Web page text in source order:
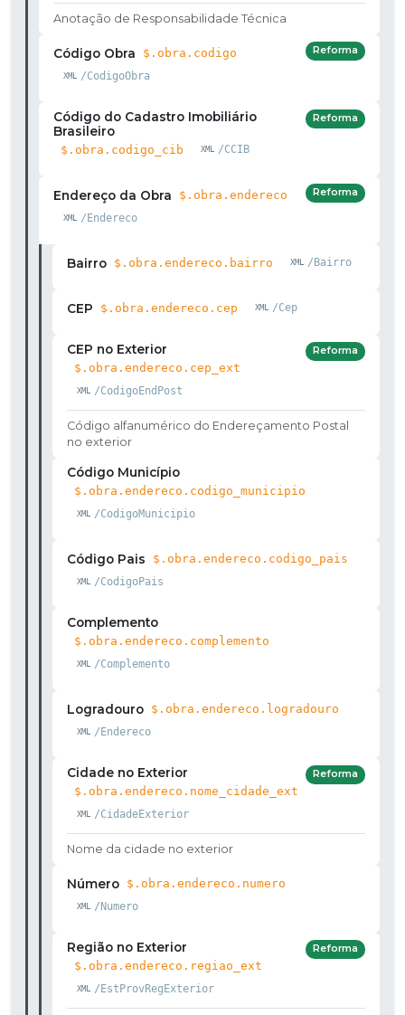
Anotação de Responsabilidade Técnica
Código Obra $.obra.codigo
/CodigoObra
Reforma
Código do Cadastro Imobiliário
Brasileiro
$.obra.codigo_cib /CCIB
Reforma
Endereço da Obra $.obra.endereco
/Endereco
Reforma
Bairro $.obra.endereco.bairro /Bairro
CEP $.obra.endereco.cep /Cep
CEP no Exterior
$.obra.endereco.cep_ext
/CodigoEndPost
Reforma
Código alfanumérico do Endereçamento Postal
no exterior
Código Município
$.obra.endereco.codigo_municipio
/CodigoMunicipio
Código Pais $.obra.endereco.codigo_pais
/CodigoPais
Complemento
$.obra.endereco.complemento
/Complemento
Logradouro $.obra.endereco.logradouro
/Endereco
Cidade no Exterior
$.obra.endereco.nome_cidade_ext
/CidadeExterior
Reforma
Nome da cidade no exterior
Número $.obra.endereco.numero
/Numero
Região no Exterior
$.obra.endereco.regiao_ext
/EstProvRegExterior
Reforma